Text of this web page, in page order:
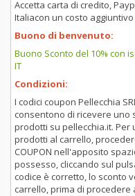
Accetta carta di credito,
Italiacon un costo
Buono di benvenuto:
Buono Sconto del 10% con
IT
Condizioni:
I codici coupon Pellecchia
consentono di ricevere uno
prodotti su pellecchia.it. Per
prodotti al carrello,
COUPON nell'apposito
possesso, cliccando sul
codice è corretto, lo sconto
carrello, prima di procedere